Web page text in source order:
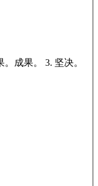
。成果。 3. 坚决。